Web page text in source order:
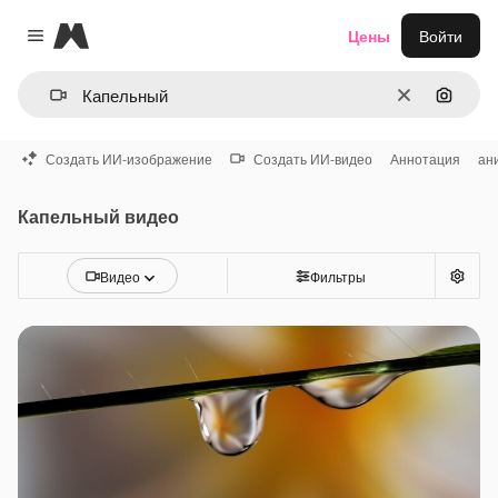
Close menu
Magnific
ОчиститьПоиск
Цены Войти
Создать ИИ-изображение Создать ИИ-видео Аннотация
Капельный видео
Видео Фильтры